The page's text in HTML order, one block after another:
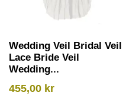
Wedding Veil Bridal Veil
Lace Bride Veil
Wedding...
455,00 kr